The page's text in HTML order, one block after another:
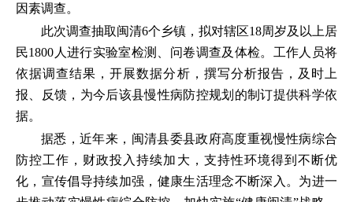
因素调查。
此次调查抽取闽清6个乡镇，拟对辖区18周岁及以上居
民1800人进行实验室检测、问卷调查及体检。工作人员将
依据调查结果，开展数据分析，撰写分析报告，及时上
报、反馈，为今后该县慢性病防控规划的制订提供科学依
据。
据悉，近年来，闽清县委县政府高度重视慢性病综合
防控工作，财政投入持续加大，支持性环境得到不断优
化，宣传倡导持续加强，健康生活理念不断深入。为进一